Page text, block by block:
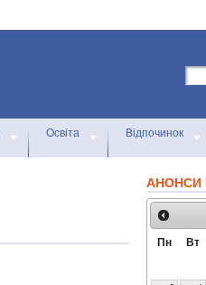
Освіта Відпочинок
АНОНСИ
Пн Вт